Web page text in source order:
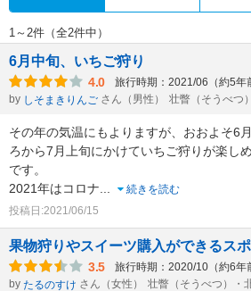
1～2件（全2件中）
6月中旬、いちご狩り
4.0 旅行時期：2021/06（約5年
by しそまきりんご さん（男性） 壮瞥（そうべつ
その年の気温にもよりますが、おおよそ6
ろから7月上旬にかけていちご狩りが楽し
です。
2021年はコロナ...
続きを読む
投稿日:2021/06/15
果物狩りやスイーツ購入ができるス
3.5 旅行時期：2020/10（約6年
by たるのすけ さん（女性） 壮瞥（そうべつ）・